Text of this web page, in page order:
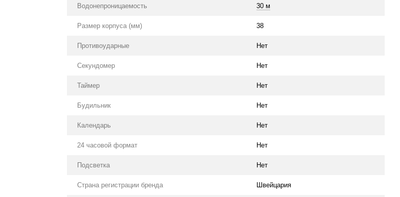
Водонепроницаемость 30 м
Размер корпуса (мм) 38
Противоударные Нет
Секундомер Нет
Таймер Нет
Будильник Нет
Календарь Нет
24 часовой формат Нет
Подсветка Нет
Страна регистрации бренда Швейцария